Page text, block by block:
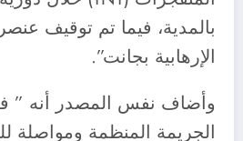
بالمدية، فيما تم توقيف
الإرهابية بجانت”.
وأضاف نفس المصدر أنه ”
الجريمة المنظمة ومواصلة